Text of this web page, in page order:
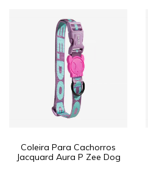
Coleira Para Cachorros
Jacquard Aura P Zee Dog